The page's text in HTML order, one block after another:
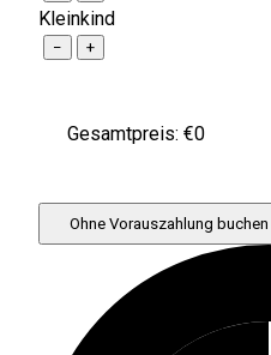
Kleinkind
− +
Gesamtpreis: €0
Ohne Vorauszahlung buchen